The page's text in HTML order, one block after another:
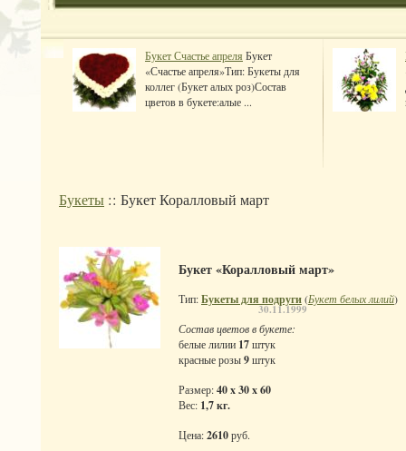
Букет Счастье апреля Букет
«Счастье апреля»Тип: Букеты для
коллег (Букет алых роз)Состав
цветов в букете:алые ...
Букеты :: Букет Коралловый март
30.11.1999
Букет «Коралловый март»
Тип:Букеты для подруги(Букет белых лилий)
Состав цветов в букете:
белые лилии 17штук
красные розы9штук
Размер:40 x 30 x 60
Вес: 1,7 кг.
Цена:2610руб.